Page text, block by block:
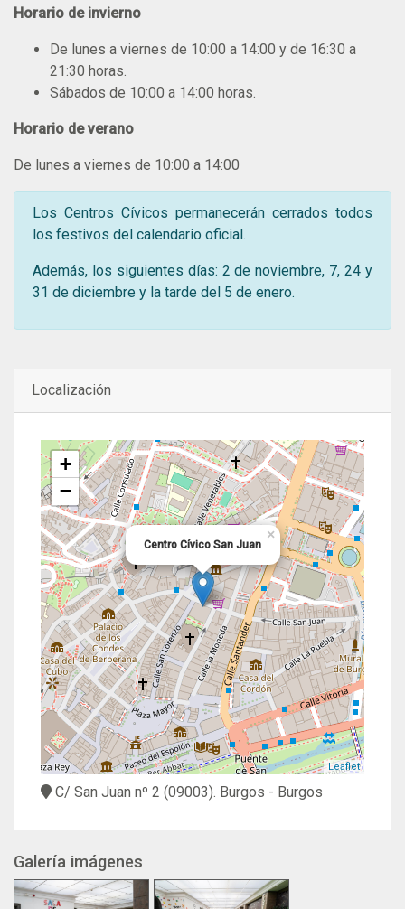
Horario de invierno
De lunes a viernes de 10:00 a 14:00 y de 16:30 a
21:30 horas.
Sábados de 10:00 a 14:00 horas.
Horario de verano
De lunes a viernes de 10:00 a 14:00
Los Centros Cívicos permanecerán cerrados todos
los festivos del calendario oficial.
Además, los siguientes días: 2 de noviembre, 7, 24 y
31 de diciembre y la tarde del 5 de enero.
Localización
Centro Cívico San Juan
×
+
−
Leaflet
C/ San Juan nº 2 (09003). Burgos - Burgos
Galería imágenes